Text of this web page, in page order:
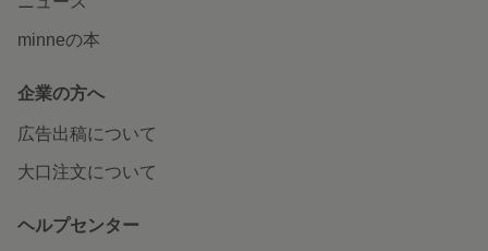
minneの本
企業の方へ
広告出稿について
大口注文について
ヘルプセンター